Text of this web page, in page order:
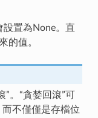
設置為None。直
的值。
。“貪婪回滾”可
不僅僅是存檔位